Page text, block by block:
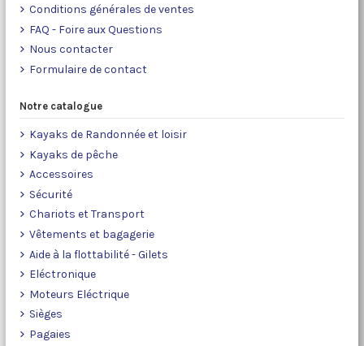
Conditions générales de ventes
FAQ - Foire aux Questions
Nous contacter
Formulaire de contact
Notre catalogue
Kayaks de Randonnée et loisir
Kayaks de pêche
Accessoires
Sécurité
Chariots et Transport
Vêtements et bagagerie
Aide à la flottabilité - Gilets
Eléctronique
Moteurs Eléctrique
Sièges
Pagaies